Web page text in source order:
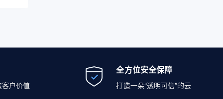
户价值
全方位安全保障
打造一朵“透明可信”的云